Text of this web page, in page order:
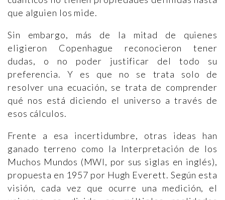
que alguien los mide.
Sin embargo, más de la mitad de quienes
eligieron Copenhague reconocieron tener
dudas, o no poder justificar del todo su
preferencia. Y es que no se trata solo de
resolver una ecuación, se trata de comprender
qué nos está diciendo el universo a través de
esos cálculos.
Frente a esa incertidumbre, otras ideas han
ganado terreno como la Interpretación de los
Muchos Mundos (MWI, por sus siglas en inglés),
propuesta en 1957 por Hugh Everett. Según esta
visión, cada vez que ocurre una medición, el